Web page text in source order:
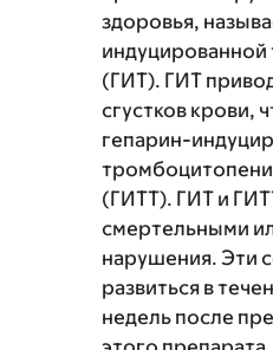
здоровья,
(ГИТ). ГИТ
сгустков крови,
гепарин-
(ГИТТ). ГИТ и
смертельными
нарушения. Эти
развиться в
недель после